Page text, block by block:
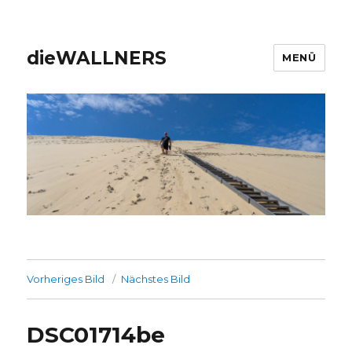
dieWALLNERS MENÜ
Vorheriges Bild Nächstes Bild
DSC01714be